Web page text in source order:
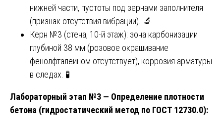
нижней части, пустоты под зернами заполнителя
(признак отсутствия вибрации). 🔬
Керн №3 (стена, 10-й этаж): зона карбонизации
глубиной 38 мм (розовое окрашивание
фенолфталеином отсутствует), коррозия арматуры
в следах. 🧪
Лабораторный этап №3 — Определение плотности
бетона (гидростатический метод по ГОСТ 12730.0):